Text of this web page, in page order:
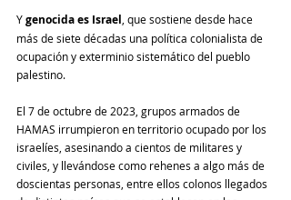
Y genocida es Israel , que sostiene desde hace
más de siete décadas una política colonialista de
ocupación y exterminio sistemático del pueblo
palestino.
El 7 de octubre de 2023, grupos armados de
HAMAS irrumpieron en territorio ocupado por los
israelíes, asesinando a cientos de militares y
civiles, y llevándose como rehenes a algo más de
doscientas personas, entre ellos colonos llegados